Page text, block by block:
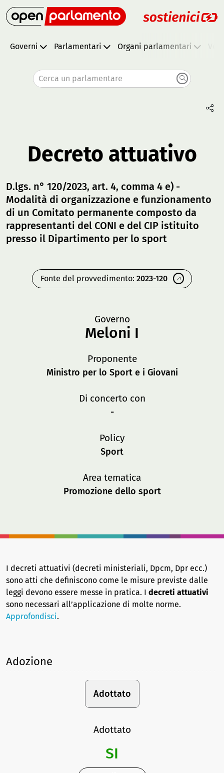
Governi Parlamentari Organi parlamentari
Cerca un parlamentare
Decreto attuativo
D.lgs. n° 120/2023, art. 4, comma 4 e) -
Modalità di organizzazione e funzionamento
di un Comitato permanente composto da
rappresentanti del CONI e del CIP istituito
presso il Dipartimento per lo sport
Fonte del provvedimento: 2023-120
Governo
Meloni I
Proponente
Ministro per lo Sport e i Giovani
Di concerto con
-
Policy
Sport
Area tematica
Promozione dello sport
I decreti attuativi (decreti ministeriali, Dpcm, Dpr ecc.)
sono atti che definiscono come le misure previste dalle
leggi devono essere messe in pratica. I decreti attuativi
sono necessari all’applicazione di molte norme.
Approfondisci.
Adozione
Adottato
Adottato
SI